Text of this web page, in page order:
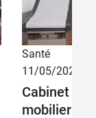
Santé
11/05/2026
Cabinet
mobilier et